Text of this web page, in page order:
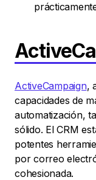
ActiveCampaign,
capacidades de
automatización,
sólido. El CRM
potentes
por correo
cohesionada.